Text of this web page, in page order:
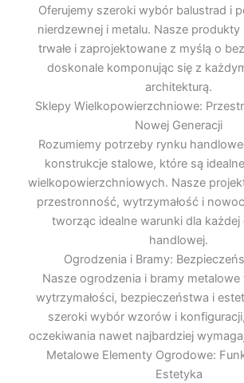
Oferujemy szeroki wybór balustrad i
nierdzewnej i metalu. Nasze produkty
trwałe i zaprojektowane z myślą o
doskonale komponując się z
architekturą.
Sklepy Wielkopowierzchniowe:
Nowej Generacji
Rozumiemy potrzeby rynku
konstrukcje stalowe, które są
wielkopowierzchniowych. Nasze
przestronność, wytrzymałość i
tworząc idealne warunki dla każdej
handlowej.
Ogrodzenia i Bramy:
Nasze ogrodzenia i bramy metalowe
wytrzymałości, bezpieczeństwa i
szeroki wybór wzorów i
oczekiwania nawet najbardziej
Metalowe Elementy Ogrodowe:
Estetyka